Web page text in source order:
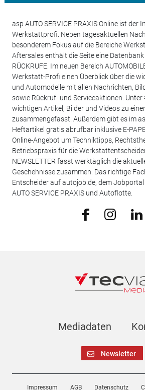
asp AUTO SERVICE PRAXIS Online ist der
Werkstattprofi. Neben tagesaktuellen
besonderem Fokus auf die Bereiche
Aftersales enthält die Seite eine
RÜCKRUFE. Im neuen Bereich
Werkstatt-Profi einen Überblick über die
und Automodelle mit allen Nachrichten,
sowie Rückruf- und Serviceaktionen. Unter
wichtigen Artikel, Bilder und Videos zu
zusammengefasst. Außerdem gibt es im
Heftartikel gratis abrufbar inklusive E-
Online-Angebot um Techniktipps,
Betriebspraxis für die
NEWSLETTER fasst werktäglich die
Geschehnisse zusammen. Das richtige
Entscheider auf autojob.de, dem Jobportal
AUTO SERVICE PRAXIS und Autoflotte.
Mediadaten
Newsletter
Impressum AGB Datenschutz